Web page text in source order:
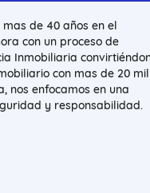
de 40 años en el
con un proceso de
Inmobiliaria
con mas de 20 mil
nos enfocamos en una
y responsabilidad.